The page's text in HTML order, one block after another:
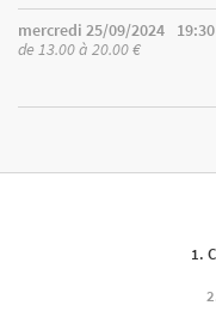
mercredi 25/09/2024
19:30
de 13.00 à 20.00 €